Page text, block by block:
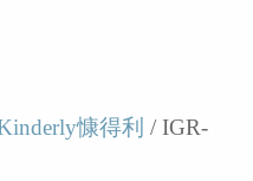
慷得利 / IGR-